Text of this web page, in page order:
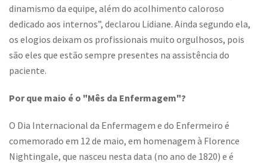
dinamismo da equipe, além do acolhimento caloroso
dedicado aos internos”, declarou Lidiane. Ainda segundo ela,
os elogios deixam os profissionais muito orgulhosos, pois
são eles que estão sempre presentes na assistência do
paciente.
Por que maio é o "Mês da Enfermagem"?
O Dia Internacional da Enfermagem e do Enfermeiro é
comemorado em 12 de maio, em homenagem à Florence
Nightingale, que nasceu nesta data (no ano de 1820) e é